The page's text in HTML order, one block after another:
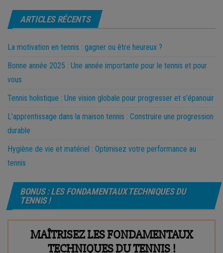
ARTICLES RÉCENTS
La motivation en tennis : gagner ou être heureux ?
Bonne année 2025 : Une année importante pour le tennis et pour
vous
Tennis holistique : Une vision globale pour progresser et s’épanouir
L’apprentissage dans la maison tennis : Construire une progression
durable
Hygiène de vie et matériel : Optimisez votre performance au
tennis
BONUS : LES FONDAMENTAUX TECHNIQUES DU
TENNIS !